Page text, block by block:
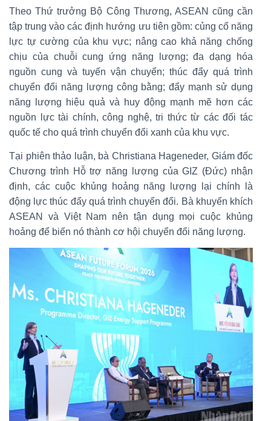
Theo Thứ trưởng Bộ Công Thương, ASEAN cũng cần
tập trung vào các định hướng ưu tiên gồm: củng cố năng
lực tự cường của khu vực; nâng cao khả năng chống
chịu của chuỗi cung ứng năng lượng; đa dạng hóa
nguồn cung và tuyến vận chuyển; thúc đẩy quá trình
chuyển đổi năng lượng công bằng; đẩy mạnh sử dụng
năng lượng hiệu quả và huy động mạnh mẽ hơn các
nguồn lực tài chính, công nghệ, tri thức từ các đối tác
quốc tế cho quá trình chuyển đổi xanh của khu vực.
Tại phiên thảo luận, bà Christiana Hageneder, Giám đốc
Chương trình Hỗ trợ năng lượng của GIZ (Đức) nhận
định, các cuộc khủng hoảng năng lượng lại chính là
động lực thúc đẩy quá trình chuyển đổi. Bà khuyến khích
ASEAN và Việt Nam nên tận dụng mọi cuộc khủng
hoảng để biến nó thành cơ hội chuyển đổi năng lượng.